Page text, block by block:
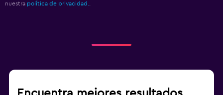
nuestra política de privacidad..